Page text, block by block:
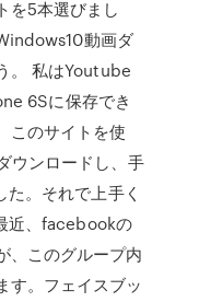
を5本選びまし
動画ダ
。 私はYoutube
6Sに保存でき
このサイトを使
ウンロードし、手
。それで上手く
近、facebookの
、このグループ内
す。フェイスブッ